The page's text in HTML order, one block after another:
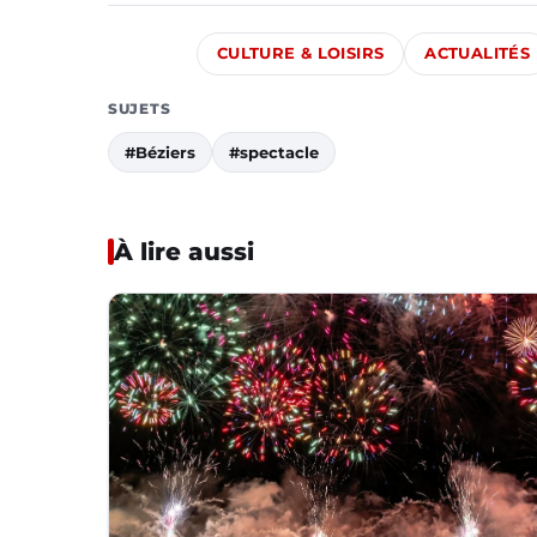
CULTURE & LOISIRS ACTUALITÉS
SUJETS
#Béziers #spectacle
À lire aussi